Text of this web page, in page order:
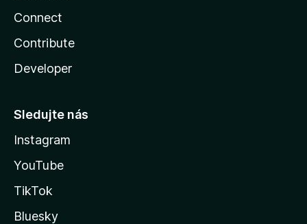
Connect
Contribute
Developer
Sledujte nás
Instagram
YouTube
TikTok
Bluesky